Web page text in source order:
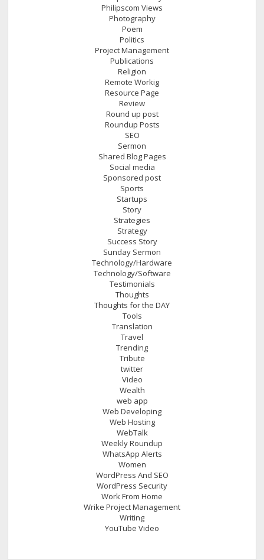
Philipscom Views
Photography
Poem
Politics
Project Management
Publications
Religion
Remote Workig
Resource Page
Review
Round up post
Roundup Posts
SEO
Sermon
Shared Blog Pages
Social media
Sponsored post
Sports
Startups
Story
Strategies
Strategy
Success Story
Sunday Sermon
Technology/Hardware
Technology/Software
Testimonials
Thoughts
Thoughts for the DAY
Tools
Translation
Travel
Trending
Tribute
twitter
Video
Wealth
web app
Web Developing
Web Hosting
WebTalk
Weekly Roundup
WhatsApp Alerts
Women
WordPress And SEO
WordPress Security
Work From Home
Wrike Project Management
Writing
YouTube Video